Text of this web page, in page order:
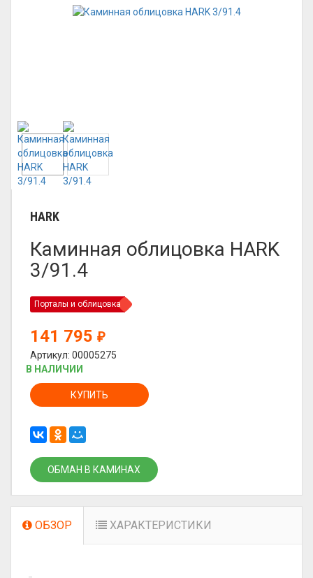
HARK
Каминная облицовка HARK
3/91.4
Порталы и облицовка
141 795 ₽
Артикул: 00005275
В НАЛИЧИИ
КУПИТЬ
ОБМАН В КАМИНАХ
ОБЗОР ХАРАКТЕРИСТИКИ